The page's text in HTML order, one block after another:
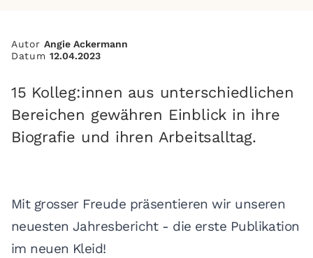
AutorAngie Ackermann
Datum12.04.2023
15 Kolleg:innen aus unterschiedlichen
Bereichen gewähren Einblick in ihre
Biografie und ihren Arbeitsalltag.
Mit grosser Freude präsentieren wir unseren
neuesten Jahresbericht - die erste Publikation
im neuen Kleid!